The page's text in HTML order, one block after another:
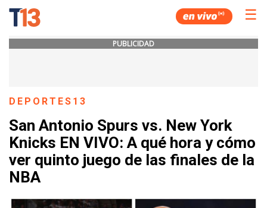
☰
PUBLICIDAD
DEPORTES13
San Antonio Spurs vs. New York
Knicks EN VIVO: A qué hora y cómo
ver quinto juego de las finales de la
NBA